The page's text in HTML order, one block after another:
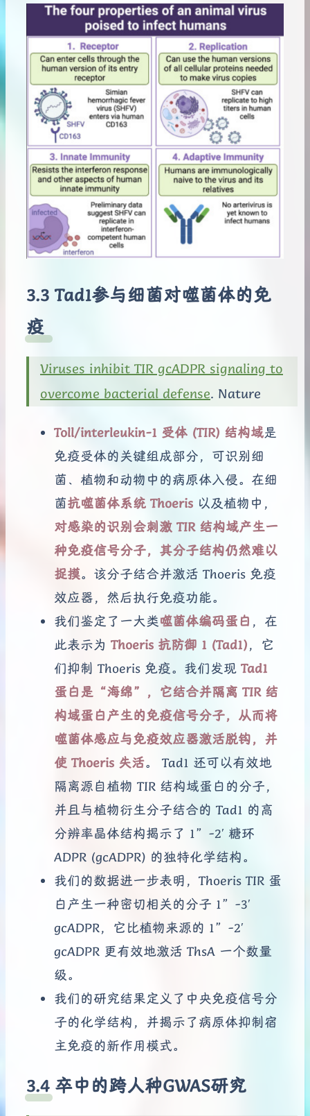
Tad1参与细菌对噬菌体的免
疫
Viruses inhibit TIR gcADPR signaling to
overcome bacterial defense. Nature
Toll/interleukin-1 受体 (TIR) 结构域是
免疫受体的关键组成部分，可识别细
菌、植物和动物中的病原体入侵。在细
菌抗噬菌体系统 Thoeris 以及植物中，
对感染的识别会刺激 TIR 结构域产生一
种免疫信号分子，其分子结构仍然难以
捉摸。该分子结合并激活 Thoeris 免疫
效应器，然后执行免疫功能。
我们鉴定了一大类噬菌体编码蛋白 ，在
此表示为 Thoeris 抗防御 1 (Tad1)，它
们抑制 Thoeris 免疫。我们发现 Tad1
蛋白是“海绵”，它结合并隔离 TIR 结
构域蛋白产生的免疫信号分子，从而将
噬菌体感应与免疫效应器激活脱钩，并
使 Thoeris 失活。 Tad1 还可以有效地
隔离源自植物 TIR 结构域蛋白的分子，
并且与植物衍生分子结合的 Tad1 的高
分辨率晶体结构揭示了 1”-2′ 糖环
ADPR (gcADPR) 的独特化学结构。
我们的数据进一步表明，Thoeris TIR 蛋
白产生一种密切相关的分子 1”-3′
gcADPR，它比植物来源的 1”-2′
gcADPR 更有效地激活 ThsA 一个数量
级。
我们的研究结果定义了中央免疫信号分
子的化学结构，并揭示了病原体抑制宿
主免疫的新作用模式。
卒中的跨人种GWAS研究